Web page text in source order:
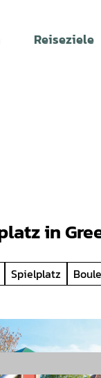
Reiseziele
in
Spielplatz